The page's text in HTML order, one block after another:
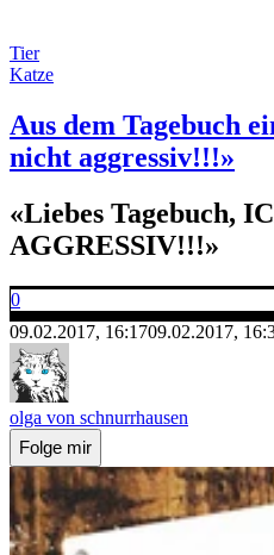
Tier
Katze
Aus dem Tagebuch
nicht aggressiv!!!»
«Liebes Tagebuch,
AGGRESSIV!!!»
0
09.02.2017, 16:1709.02.2017,
olga von schnurrhausen
Folge mir